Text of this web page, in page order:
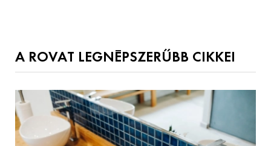
A ROVAT LEGNÉPSZERŰBB CIKKEI